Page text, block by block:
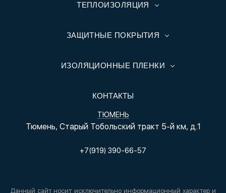
ТЕПЛОИЗОЛЯЦИЯ
ЗАЩИТНЫЕ ПОКРЫТИЯ
ИЗОЛЯЦИОННЫЕ ПЛЕНКИ
КОНТАКТЫ
ТЮМЕНЬ
Тюмень, Старый Тобольский тракт 5-й км, д.1
+7(919) 390-66-57
Данный сайт носит исключительно информационный характер и